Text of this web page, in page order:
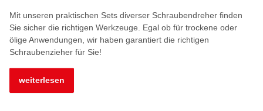
Mit unseren praktischen Sets diverser Schraubendreher finden
Sie sicher die richtigen Werkzeuge. Egal ob für trockene oder
ölige Anwendungen, wir haben garantiert die richtigen
Schraubenzieher für Sie!
weiterlesen